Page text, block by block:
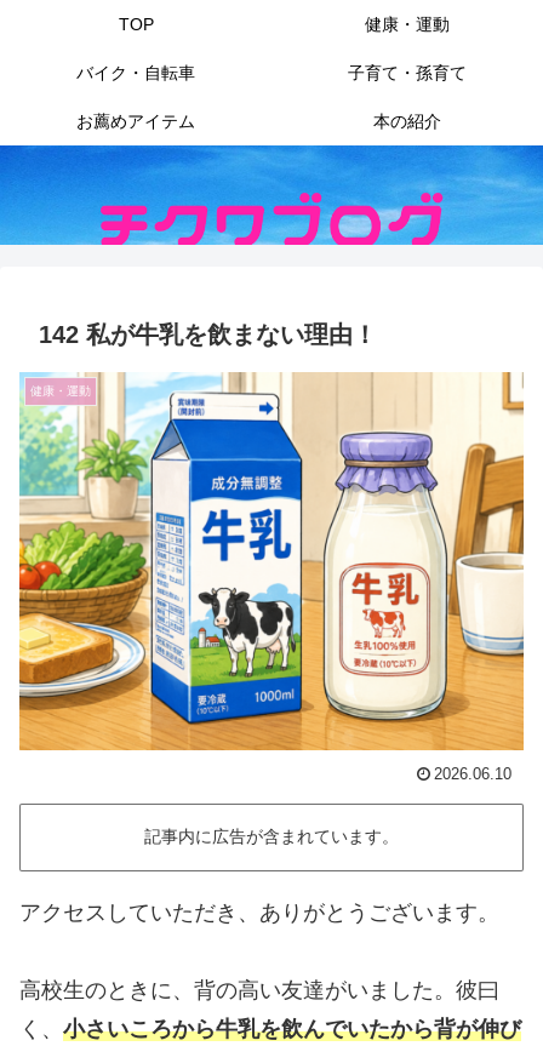
TOP 健康・運動
バイク・自転車 子育て・孫育て
お薦めアイテム 本の紹介
142 私が牛乳を飲まない理由！
健康・運動
2026.06.10
記事内に広告が含まれています。
アクセスしていただき、ありがとうございます。
高校生のときに、背の高い友達がいました。彼曰
く、 小さいころから牛乳を飲んでいたから背が伸び